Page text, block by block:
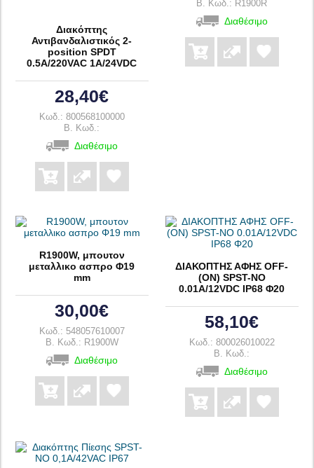
Διακόπτης
Αντιβανδαλιστικός 2-
position SPDT
0.5A/220VAC 1A/24VDC
28,40€
Κωδ.: 800568100000
B. Κωδ.:
Διαθέσιμο
B. Κωδ.: R1900R
Διαθέσιμο
R1900W, μπουτον
μεταλλικο ασπρο Φ19
mm
30,00€
Κωδ.: 548057610007
B. Κωδ.: R1900W
Διαθέσιμο
ΔΙΑΚΟΠΤΗΣ ΑΦΗΣ OFF-
(ON) SPST-NO
0.01A/12VDC IP68 Φ20
58,10€
Κωδ.: 800026010022
B. Κωδ.:
Διαθέσιμο